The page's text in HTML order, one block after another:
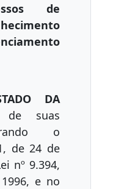
de
DA
suas
o
de 24 de
nº 9.394,
e no